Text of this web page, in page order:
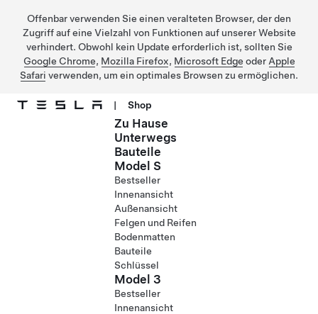
Offenbar verwenden Sie einen veralteten Browser, der den
Zugriff auf eine Vielzahl von Funktionen auf unserer Website
verhindert. Obwohl kein Update erforderlich ist, sollten Sie
Google Chrome, Mozilla Firefox, Microsoft Edge oder Apple
Safari verwenden, um ein optimales Browsen zu ermöglichen.
| Shop
Zu Hause
Unterwegs
Bauteile
Model S
Bestseller
Innenansicht
Außenansicht
Felgen und Reifen
Bodenmatten
Bauteile
Schlüssel
Model 3
Bestseller
Innenansicht